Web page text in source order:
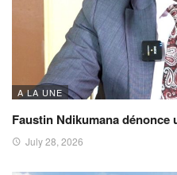
A LA UNE
Faustin Ndikumana dénonce
July 28, 2026